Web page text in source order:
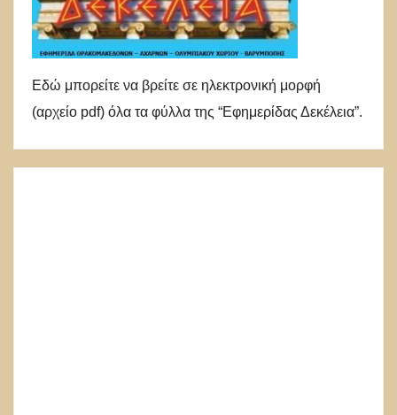
Εδώ μπορείτε να βρείτε σε ηλεκτρονική μορφή
(αρχείο pdf) όλα τα φύλλα της “Εφημερίδας Δεκέλεια”.